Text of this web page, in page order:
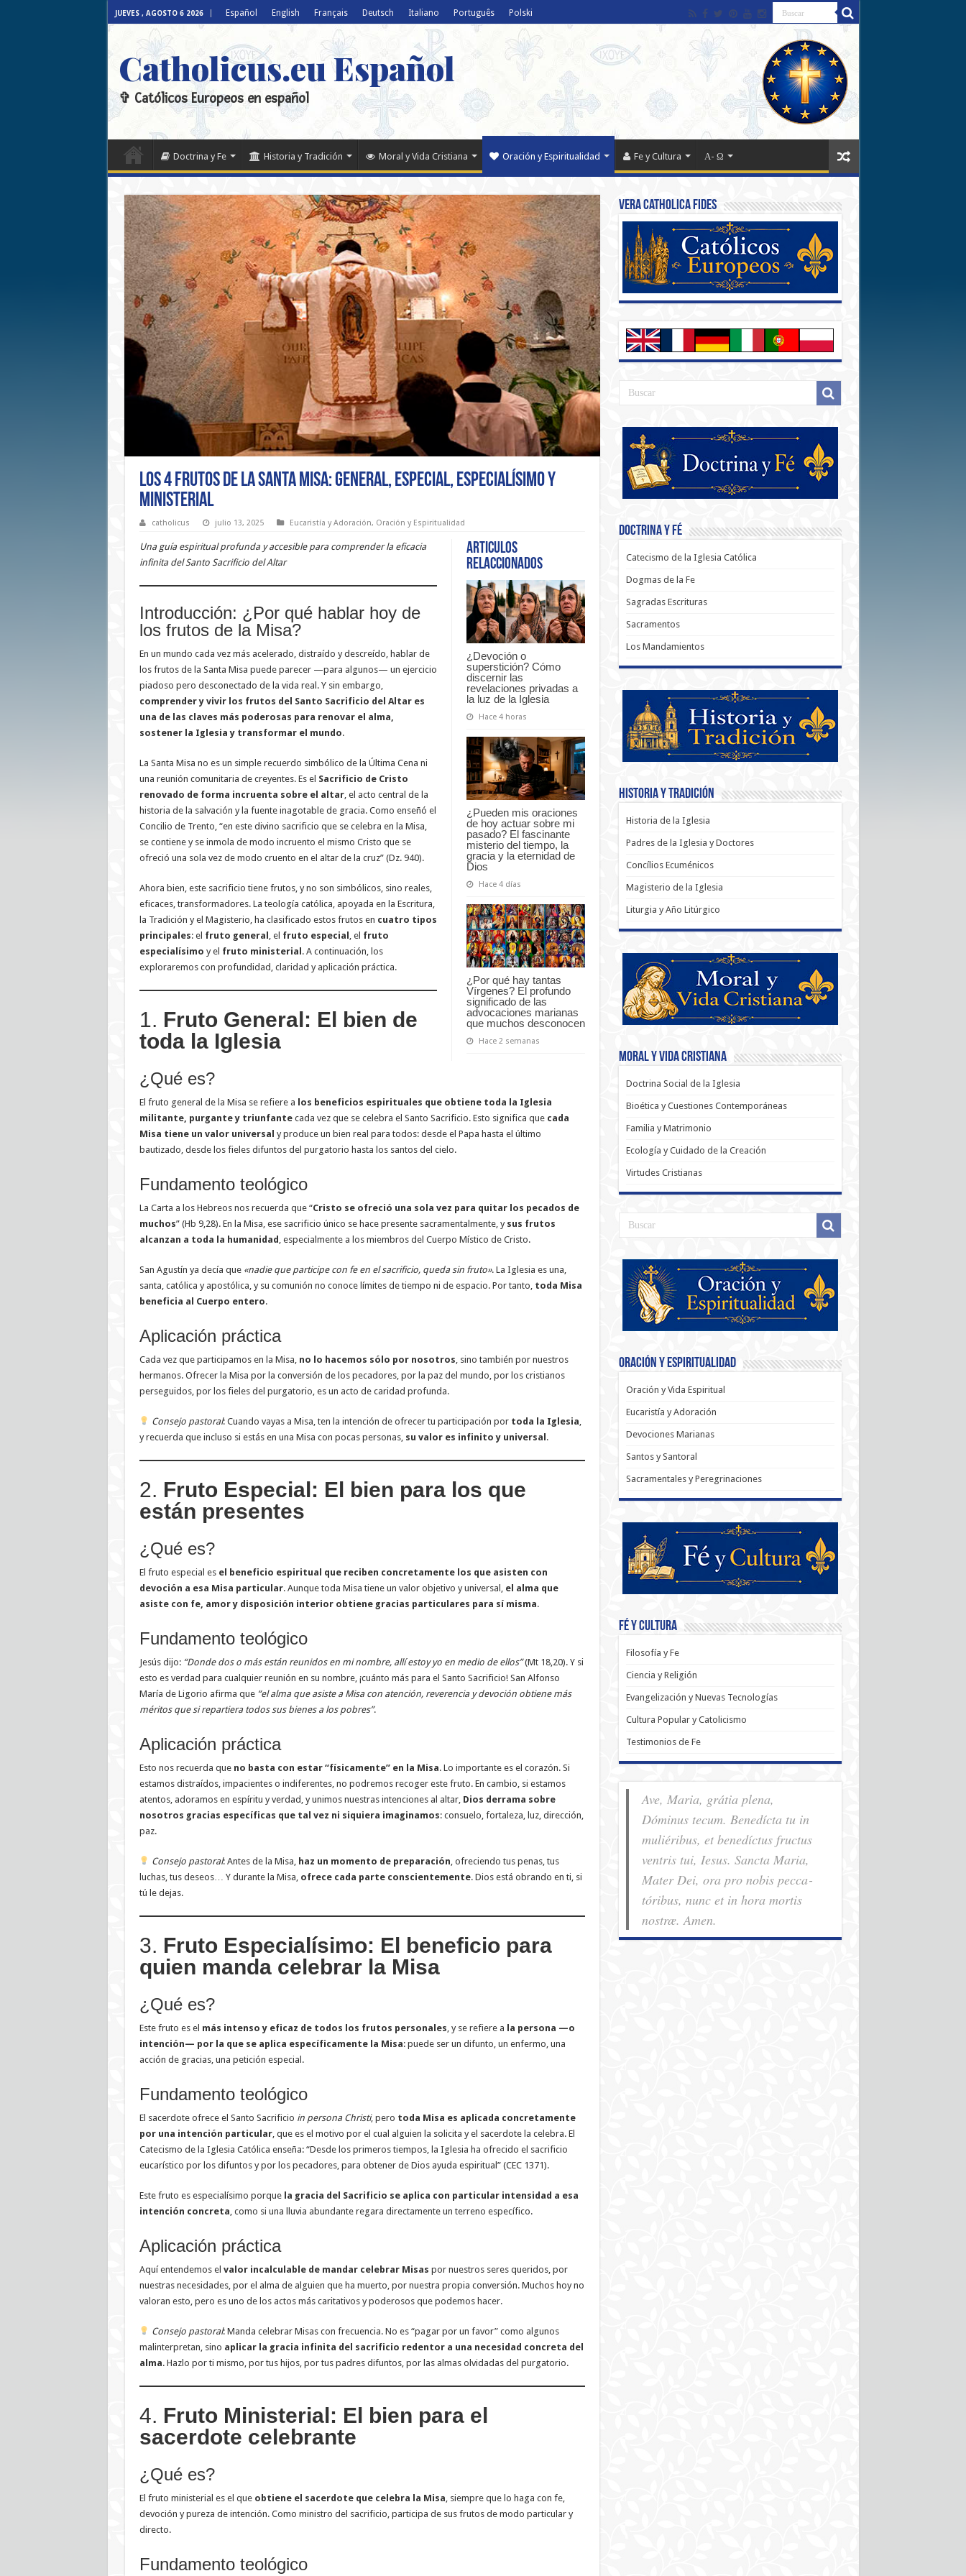
JUEVES , AGOSTO 6 2026 Español English Français Deutsch Italiano Português Polski
Catholicus.eu Español
✞ Católicos Europeos en español
Doctrina y Fe Historia y Tradición Moral y Vida Cristiana Oración y Espiritualidad Fe y Cultura Α- Ω
Los 4 frutos de la Santa Misa: General, Especial, Especialísimo y
Ministerial
catholicus julio 13, 2025 Eucaristía y Adoración, Oración y Espiritualidad
Articulos
relaccionados
¿Devoción o
superstición? Cómo
discernir las
revelaciones privadas a
la luz de la Iglesia
Hace 4 horas
¿Pueden mis oraciones
de hoy actuar sobre mi
pasado? El fascinante
misterio del tiempo, la
gracia y la eternidad de
Dios
Hace 4 días
¿Por qué hay tantas
Vírgenes? El profundo
significado de las
advocaciones marianas
que muchos desconocen
Hace 2 semanas
Una guía espiritual profunda y accesible para comprender la eficacia
infinita del Santo Sacrificio del Altar
Introducción: ¿Por qué hablar hoy de
los frutos de la Misa?
En un mundo cada vez más acelerado, distraído y descreído, hablar de
los frutos de la Santa Misa puede parecer —para algunos— un ejercicio
piadoso pero desconectado de la vida real. Y sin embargo,
comprender y vivir los frutos del Santo Sacrificio del Altar es
una de las claves más poderosas para renovar el alma,
sostener la Iglesia y transformar el mundo.
La Santa Misa no es un simple recuerdo simbólico de la Última Cena ni
una reunión comunitaria de creyentes. Es el Sacrificio de Cristo
renovado de forma incruenta sobre el altar, el acto central de la
historia de la salvación y la fuente inagotable de gracia. Como enseñó el
Concilio de Trento, “en este divino sacrificio que se celebra en la Misa,
se contiene y se inmola de modo incruento el mismo Cristo que se
ofreció una sola vez de modo cruento en el altar de la cruz” (Dz. 940).
Ahora bien, este sacrificio tiene frutos, y no son simbólicos, sino reales,
eficaces, transformadores. La teología católica, apoyada en la Escritura,
la Tradición y el Magisterio, ha clasificado estos frutos en cuatro tipos
principales: el fruto general , el fruto especial , el fruto
especialísimo y el fruto ministerial . A continuación, los
exploraremos con profundidad, claridad y aplicación práctica.
1. Fruto General: El bien de
toda la Iglesia
¿Qué es?
El fruto general de la Misa se refiere a los beneficios espirituales que obtiene toda la Iglesia
militante, purgante y triunfantecada vez que se celebra el Santo Sacrificio. Esto significa que cada
Misa tiene un valor universal y produce un bien real para todos: desde el Papa hasta el último
bautizado, desde los fieles difuntos del purgatorio hasta los santos del cielo.
Fundamento teológico
La Carta a los Hebreos nos recuerda que “Cristo se ofreció una sola vez para quitar los pecados de
muchos” (Hb 9,28). En la Misa, ese sacrificio único se hace presente sacramentalmente, y sus frutos
alcanzan a toda la humanidad , especialmente a los miembros del Cuerpo Místico de Cristo.
San Agustín ya decía que «nadie que participe con fe en el sacrificio, queda sin fruto». La Iglesia es una,
santa, católica y apostólica, y su comunión no conoce límites de tiempo ni de espacio. Por tanto, toda Misa
beneficia al Cuerpo entero.
Aplicación práctica
Cada vez que participamos en la Misa, no lo hacemos sólo por nosotros, sino también por nuestros
hermanos. Ofrecer la Misa por la conversión de los pecadores, por la paz del mundo, por los cristianos
perseguidos, por los fieles del purgatorio, es un acto de caridad profunda.
Consejo pastoral: Cuando vayas a Misa, ten la intención de ofrecer tu participación por toda la Iglesia,
y recuerda que incluso si estás en una Misa con pocas personas, su valor es infinito y universal .
2. Fruto Especial: El bien para los que
están presentes
¿Qué es?
El fruto especial es el beneficio espiritual que reciben concretamente los que asisten con
devoción a esa Misa particular. Aunque toda Misa tiene un valor objetivo y universal, el alma que
asiste con fe, amor y disposición interior obtiene gracias particulares para sí misma.
Fundamento teológico
Jesús dijo: “Donde dos o más están reunidos en mi nombre, allí estoy yo en medio de ellos”(Mt 18,20). Y si
esto es verdad para cualquier reunión en su nombre, ¡cuánto más para el Santo Sacrificio! San Alfonso
María de Ligorio afirma que “el alma que asiste a Misa con atención, reverencia y devoción obtiene más
méritos que si repartiera todos sus bienes a los pobres”.
Aplicación práctica
Esto nos recuerda que no basta con estar “físicamente” en la Misa. Lo importante es el corazón. Si
estamos distraídos, impacientes o indiferentes, no podremos recoger este fruto. En cambio, si estamos
atentos, adoramos en espíritu y verdad, y unimos nuestras intenciones al altar, Dios derrama sobre
nosotros gracias específicas que tal vez ni siquiera imaginamos: consuelo, fortaleza, luz, dirección,
paz.
Consejo pastoral: Antes de la Misa, haz un momento de preparación, ofreciendo tus penas, tus
luchas, tus deseos… Y durante la Misa, ofrece cada parte conscientemente. Dios está obrando en ti, si
tú le dejas.
3. Fruto Especialísimo: El beneficio para
quien manda celebrar la Misa
¿Qué es?
Este fruto es el más intenso y eficaz de todos los frutos personales, y se refiere a la persona —o
intención— por la que se aplica específicamente la Misa: puede ser un difunto, un enfermo, una
acción de gracias, una petición especial.
Fundamento teológico
El sacerdote ofrece el Santo Sacrificio in persona Christi, pero toda Misa es aplicada concretamente
por una intención particular, que es el motivo por el cual alguien la solicita y el sacerdote la celebra. El
Catecismo de la Iglesia Católica enseña: “Desde los primeros tiempos, la Iglesia ha ofrecido el sacrificio
eucarístico por los difuntos y por los pecadores, para obtener de Dios ayuda espiritual” (CEC 1371).
Este fruto es especialísimo porque la gracia del Sacrificio se aplica con particular intensidad a esa
intención concreta, como si una lluvia abundante regara directamente un terreno específico.
Aplicación práctica
Aquí entendemos el valor incalculable de mandar celebrar Misas por nuestros seres queridos, por
nuestras necesidades, por el alma de alguien que ha muerto, por nuestra propia conversión. Muchos hoy no
valoran esto, pero es uno de los actos más caritativos y poderosos que podemos hacer.
Consejo pastoral: Manda celebrar Misas con frecuencia. No es “pagar por un favor” como algunos
malinterpretan, sino aplicar la gracia infinita del sacrificio redentor a una necesidad concreta del
alma. Hazlo por ti mismo, por tus hijos, por tus padres difuntos, por las almas olvidadas del purgatorio.
4. Fruto Ministerial: El bien para el
sacerdote celebrante
¿Qué es?
El fruto ministerial es el que obtiene el sacerdote que celebra la Misa, siempre que lo haga con fe,
devoción y pureza de intención. Como ministro del sacrificio, participa de sus frutos de modo particular y
directo.
Fundamento teológico
Vera Catholica Fides
Doctrina y Fé
Catecismo de la Iglesia Católica
Dogmas de la Fe
Sagradas Escrituras
Sacramentos
Los Mandamientos
Historia y Tradición
Historia de la Iglesia
Padres de la Iglesia y Doctores
Concílios Ecuménicos
Magisterio de la Iglesia
Liturgia y Año Litúrgico
Moral y Vida Cristiana
Doctrina Social de la Iglesia
Bioética y Cuestiones Contemporáneas
Familia y Matrimonio
Ecología y Cuidado de la Creación
Virtudes Cristianas
Oración y Espiritualidad
Oración y Vida Espiritual
Eucaristía y Adoración
Devociones Marianas
Santos y Santoral
Sacramentales y Peregrinaciones
Fé y Cultura
Filosofía y Fe
Ciencia y Religión
Evangelización y Nuevas Tecnologías
Cultura Popular y Catolicismo
Testimonios de Fe
Ave, Maria, grátia plena,
Dóminus tecum. Benedícta tu in
muliéribus, et benedíctus fructus
ventris tui, Iesus. Sancta Maria,
Mater Dei, ora pro nobis pec­ca­
tóribus, nunc et in hora mortis
nostræ. Amen.